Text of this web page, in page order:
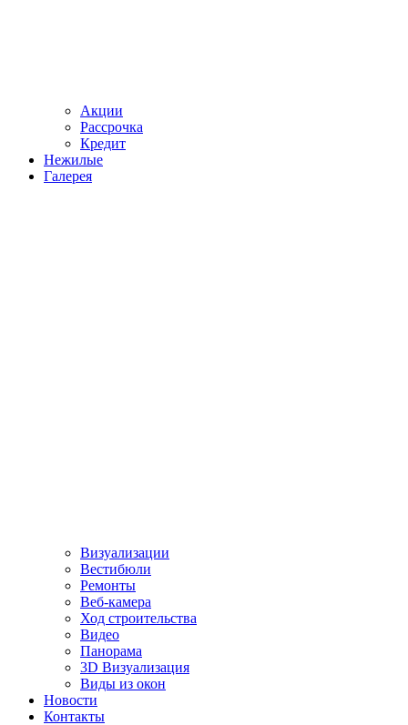
Акции
Рассрочка
Кредит
Нежилые
Галерея
Визуализации
Вестибюли
Ремонты
Веб-камера
Ход строительства
Видео
Панорама
3D Визуализация
Виды из окон
Новости
Контакты